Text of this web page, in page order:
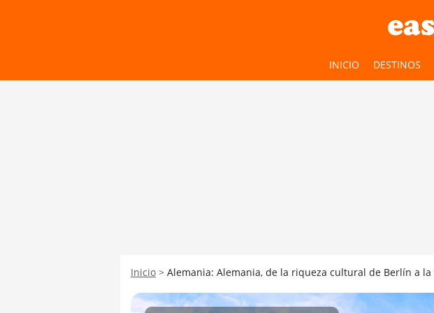
INICIO DESTINOS
Inicio Alemania: Alemania, de la riqueza cultural de Berlín a la